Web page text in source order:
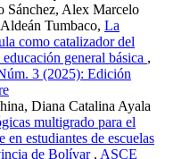
Sánchez, Alex Marcelo
Tumbaco, La
como catalizador del
general básica ,
3 (2025): Edición
Diana Catalina Ayala
multigrado para el
estudiantes de escuelas
de Bolívar , ASCE